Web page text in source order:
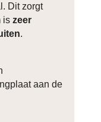
Dit zorgt
iszeer
.
aan de